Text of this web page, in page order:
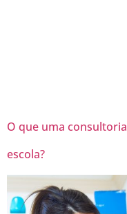
O que uma
escola?